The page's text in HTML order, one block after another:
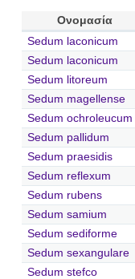
Ονομασία
Sedum laconicum
Sedum laconicum
Sedum litoreum
Sedum magellense
Sedum ochroleucum
Sedum pallidum
Sedum praesidis
Sedum reflexum
Sedum rubens
Sedum samium
Sedum sediforme
Sedum sexangulare
Sedum stefco